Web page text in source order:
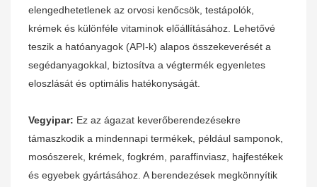
elengedhetetlenek az orvosi kenőcsök, testápolók,
krémek és különféle vitaminok előállításához. Lehetővé
teszik a hatóanyagok (API-k) alapos összekeverését a
segédanyagokkal, biztosítva a végtermék egyenletes
eloszlását és optimális hatékonyságát.
Vegyipar: Ez az ágazat keverőberendezésekre
támaszkodik a mindennapi termékek, például samponok,
mosószerek, krémek, fogkrém, paraffinviasz, hajfestékek
és egyebek gyártásához. A berendezések megkönnyítik